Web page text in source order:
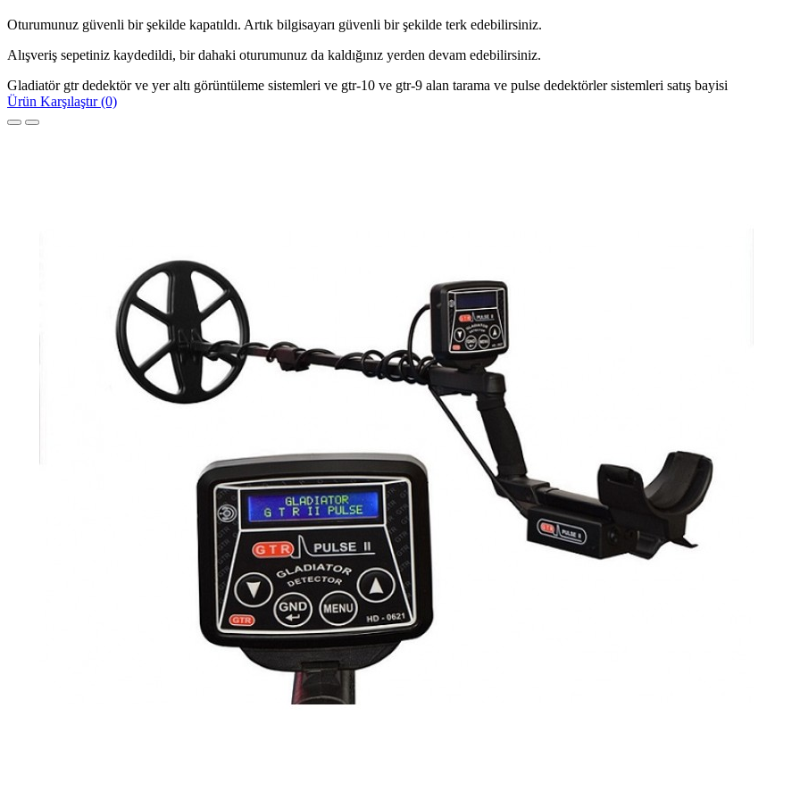
Oturumunuz güvenli bir şekilde kapatıldı. Artık bilgisayarı güvenli bir şekilde terk edebilirsiniz.
Alışveriş sepetiniz kaydedildi, bir dahaki oturumunuz da kaldığınız yerden devam edebilirsiniz.
Gladiatör gtr dedektör ve yer altı görüntüleme sistemleri ve gtr-10 ve gtr-9 alan tarama ve pulse dedektörler sistemleri satış bayisi
Ürün Karşılaştır (0)